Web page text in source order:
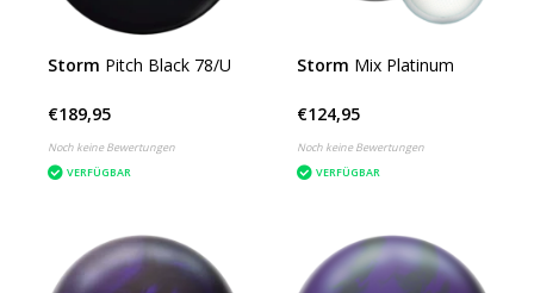
Storm Pitch Black 78/U
€189,95
Noch keine Bewertungen
VERFÜGBAR
Storm Mix Platinum
€124,95
Noch keine Bewertungen
VERFÜGBAR